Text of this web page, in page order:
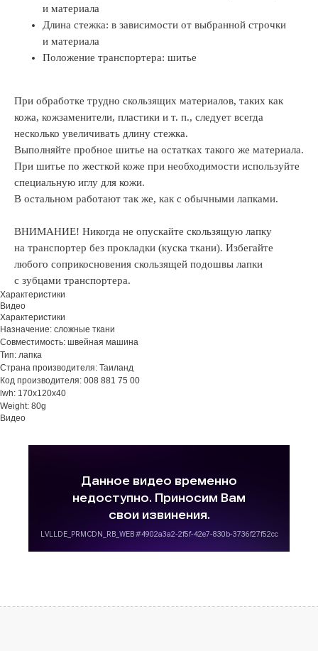
и материала
Длина стежка: в зависимости от выбранной строчки
и материала
Положение транспортера: шитье
При обработке трудно скользящих материалов, таких как
кожа, кожзаменители, пластики и т. п., следует всегда
несколько увеличивать длину стежка.
Выполняйте пробное шитье на остатках такого же материала.
При шитье по жесткой коже при необходимости используйте
специальную иглу для кожи.
В остальном работают так же, как с обычными лапками.
ВНИМАНИЕ! Никогда не опускайте скользящую лапку
на транспортер без прокладки (куска ткани). Избегайте
любого соприкосновения скользящей подошвы лапки
с зубцами транспортера.
Характеристики
Видео
Характеристики
Назначение: сложные ткани
Совместимость: швейная машина
Тип: лапка
Страна производителя: Таиланд
Код производителя: 008 881 75 00
lwh: 170x120x40
Weight: 80g
Видео